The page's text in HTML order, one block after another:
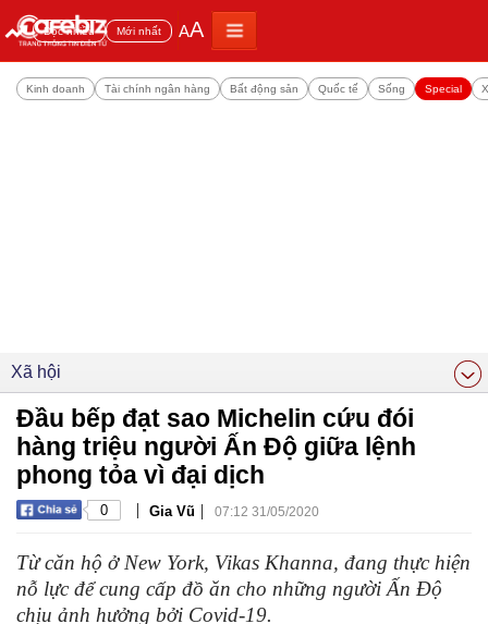
Đọc nhiều Mới nhất AA
Kinh doanh Tài chính ngân hàng Bất động sản Quốc tế Sống Special
Xã hội
Đầu bếp đạt sao Michelin cứu đói
hàng triệu người Ấn Độ giữa lệnh
phong tỏa vì đại dịch
0 | Gia Vũ | 07:12 31/05/2020
Từ căn hộ ở New York, Vikas Khanna, đang thực hiện
nỗ lực để cung cấp đồ ăn cho những người Ấn Độ
chịu ảnh hưởng bởi Covid-19.